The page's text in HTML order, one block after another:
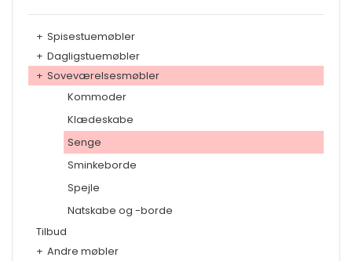
+ Spisestuemøbler
+ Dagligstuemøbler
+ Soveværelsesmøbler
Kommoder
Klædeskabe
Senge
Sminkeborde
Spejle
Natskabe og -borde
Tilbud
+ Andre møbler